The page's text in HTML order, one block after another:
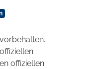
offiziellen